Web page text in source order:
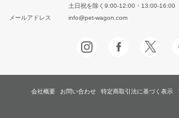
土日祝を除く9:00-12:00・13:00-16:00
メールアドレス
info@pet-wagon.com
会社概要 お問い合わせ 特定商取引法に基づく表示